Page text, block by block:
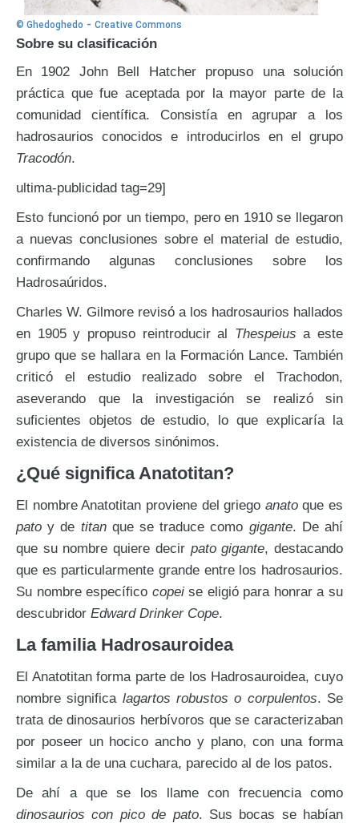
© Ghedoghedo - Creative Commons
Sobre su clasificación
En 1902 John Bell Hatcher propuso una solución
práctica que fue aceptada por la mayor parte de la
comunidad científica. Consistía en agrupar a los
hadrosaurios conocidos e introducirlos en el grupo
Tracodón.
ultima-publicidad tag=29]
Esto funcionó por un tiempo, pero en 1910 se llegaron
a nuevas conclusiones sobre el material de estudio,
confirmando algunas conclusiones sobre los
Hadrosaúridos.
Charles W. Gilmore revisó a los hadrosaurios hallados
en 1905 y propuso reintroducir al Thespeiusa este
grupo que se hallara en la Formación Lance. También
criticó el estudio realizado sobre el Trachodon,
aseverando que la investigación se realizó sin
suficientes objetos de estudio, lo que explicaría la
existencia de diversos sinónimos.
¿Qué significa Anatotitan?
El nombre Anatotitan proviene del griego anatoque es
patoy de titan que se traduce como gigante. De ahí
que su nombre quiere decir pato gigante, destacando
que es particularmente grande entre los hadrosaurios.
Su nombre específico copeise eligió para honrar a su
descubridor Edward Drinker Cope.
La familia Hadrosauroidea
El Anatotitan forma parte de los Hadrosauroidea, cuyo
nombre significa lagartos robustos o corpulentos. Se
trata de dinosaurios herbívoros que se caracterizaban
por poseer un hocico ancho y plano, con una forma
similar a la de una cuchara, parecido al de los patos.
De ahí a que se los llame con frecuencia como
dinosaurios con pico de pato. Sus bocas se habían